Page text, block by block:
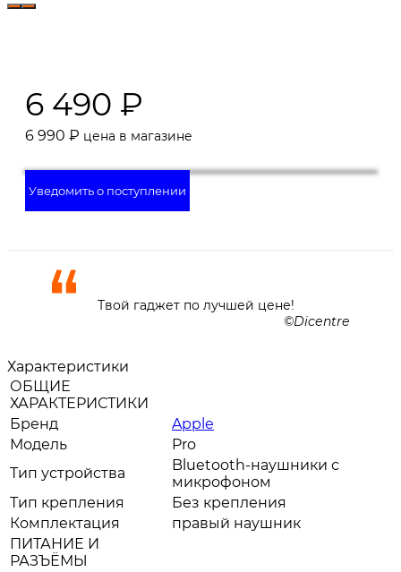
6 490 ₽
6 990 ₽ цена в магазине
Уведомить о поступлении
Твой гаджет по лучшей цене!
Dicentre
Характеристики
ОБЩИЕ
ХАРАКТЕРИСТИКИ
Бренд
Apple
Модель
Pro
Тип устройства
Bluetooth-наушники с
микрофоном
Тип крепления
Без крепления
Комплектация
правый наушник
ПИТАНИЕ И
РАЗЪЁМЫ